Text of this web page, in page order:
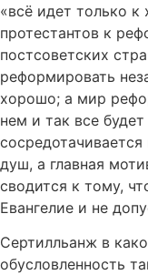
«всё идет только
протестантов к
постсоветских
реформировать
хорошо; а мир
нем и так все
душ, а главная
сводится к тому,
Евангелие и не
Сертилльанж в
обусловленность